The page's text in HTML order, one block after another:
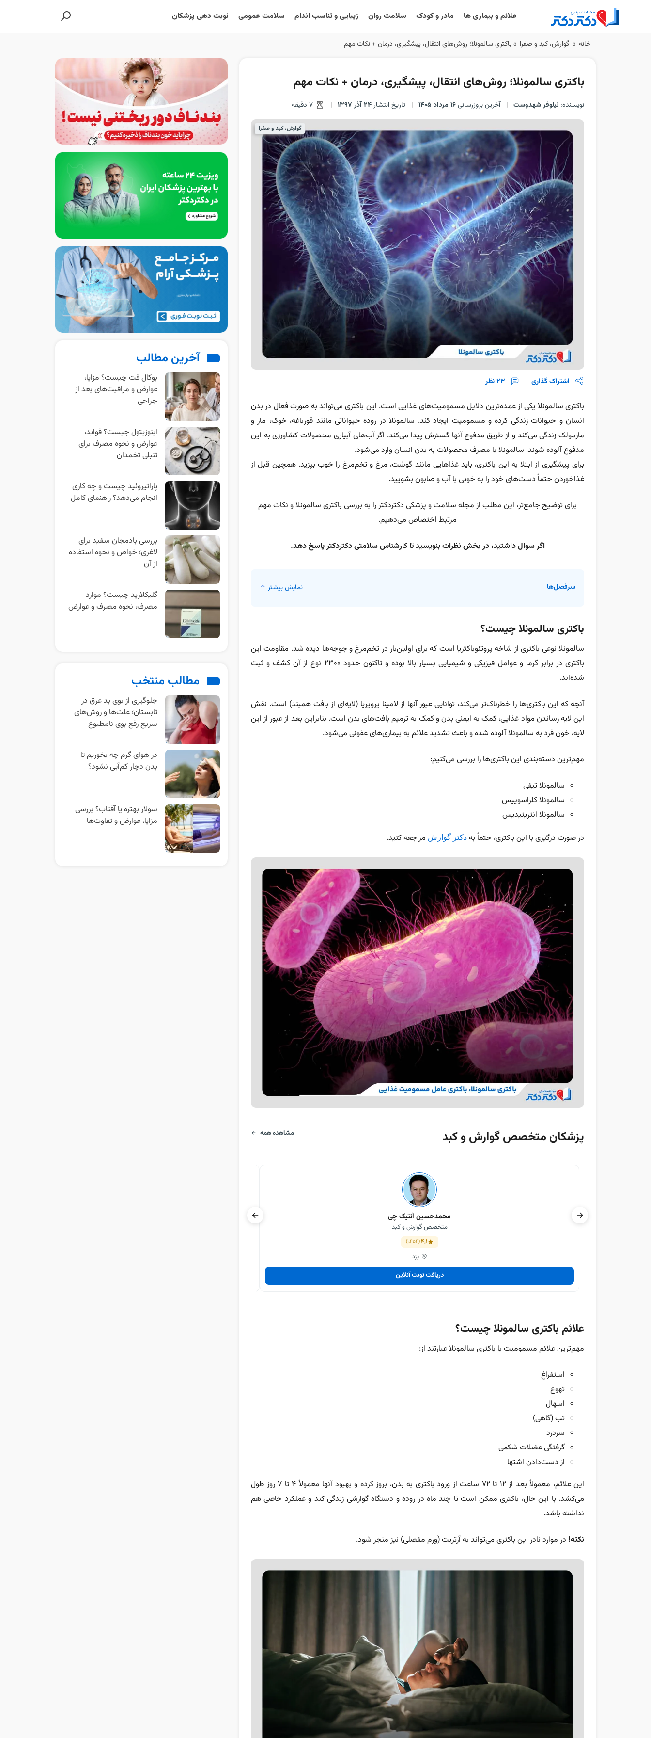
علائم و بیماری ها مادر و کودک سلامت روان زیبایی و تناسب اندام سلامت عمومی نوبت دهی پزشکان
خانه » گوارش، کبد و صفرا »باکتری سالمونلا؛ روش‌های انتقال، پیشگیری، درمان + نکات مهم
باکتری سالمونلا؛ روش‌های انتقال، پیشگیری، درمان + نکات مهم
نویسنده: نیلوفر شهدوست | آخرین بروزرسانی16 مرداد 1405 | تاریخ انتشار24 آذر 1397 |
گوارش، کبد و صفرا
اشتراک گذاری 23نظر
باکتری سالمونلا یکی از عمده‌ترین دلایل مسمومیت‌های غذایی است. این باکتری می‌تواند به صورت فعال در بدن
انسان و حیوانات زندگی کرده و مسمومیت ایجاد کند. سالمونلا در روده حیواناتی مانند قورباغه، خوک، مار و
مارمولک زندگی می‌کند و از طریق مدفوع آنها گسترش پیدا می‌کند. اگر آب‌های آبیاری محصولات کشاورزی به این
مدفوع آلوده شوند، سالمونلا با مصرف محصولات به بدن انسان وارد می‌شود.
برای پیشگیری از ابتلا به این باکتری، باید غذاهایی مانند گوشت، مرغ و تخم‌مرغ را خوب بپزید. همچین قبل از
غذاخوردن حتماً دست‌های خود را به خوبی با آب و صابون بشویید.
برای توضیح جامع‌تر، این مطلب از مجله سلامت و پزشکی دکتردکتر را به بررسی باکتری سالمونلا و نکات مهم
مرتبط اختصاص می‌دهیم.
اگر سوال داشتید، در بخش نظرات بنویسید تا کارشناس سلامتی دکتردکتر پاسخ دهد.
سرفصل‌ها نمایش بیشتر
باکتری سالمونلا چیست؟
سالمونلا نوعی باکتری از شاخه پروتئوباکتریا است که برای اولین‌بار در تخم‌مرغ و جوجه‌ها دیده شد. مقاومت این
باکتری در برابر گرما و عوامل فیزیکی و شیمیایی بسیار بالا بوده و تاکنون حدود ۲۳۰۰ نوع از آن کشف و ثبت
شده‌اند.
آنچه که این باکتری‌ها را خطرناک‌تر می‌کند، توانایی عبور آنها از لامینا پروپریا (لایه‌ای از بافت همبند) است. نقش
این لایه رساندن مواد غذایی، کمک به ایمنی بدن و کمک به ترمیم بافت‌های بدن است. بنابراین بعد از عبور از این
لایه، خون فرد به سالمونلا آلوده شده و باعث تشدید علائم به بیماری‌های عفونی می‌شود.
مهم‌ترین دسته‌بندی این باکتری‌ها را بررسی می‌کنیم:
سالمونلا تیفی
سالمونلا کلراسوییس
سالمونلا انتریتیدیس
در صورت درگیری با این باکتری، حتماً به دکتر گوارش مراجعه کنید.
پزشکان متخصص گوارش و کبد مشاهده همه
محمدحسین آنتیک چی
متخصص گوارش و کبد
4,1
(1,454)
یزد
دریافت نوبت آنلاین
علائم باکتری سالمونلا چیست؟
مهم‌ترین علائم مسمومیت با باکتری سالمونلا عبارتند از:
استفراغ
تهوع
اسهال
تب (گاهی)
سردرد
گرفتگی عضلات شکمی
از دست‌دادن اشتها
این علائم، معمولاً بعد از ۱۲ تا ۷۲ ساعت از ورود باکتری به بدن، بروز کرده و بهبود آنها معمولاً ۴ تا ۷ روز طول
می‌کشد. با این حال، باکتری ممکن است تا چند ماه در روده و دستگاه گوارشی زندگی کند و عملکرد خاصی هم
نداشته باشد.
نکته! در موارد نادر این باکتری می‌تواند به آرتریت (ورم مفصلی) نیز منجر شود.
آخرین مطالب
بوکال فت چیست؟ مزایا،
عوارض و مراقبت‌های بعد از
جراحی
اینوزیتول چیست؟ فواید،
عوارض و نحوه مصرف برای
تنبلی تخمدان
پاراتیروئید چیست و چه کاری
انجام می‌دهد؟ راهنمای کامل
بررسی بادمجان سفید برای
لاغری؛ خواص و نحوه استفاده
از آن
گلیکلازید چیست؟ موارد
مصرف، نحوه مصرف و عوارض
مطالب منتخب
جلوگیری از بوی بد عرق در
تابستان؛ علت‌ها و روش‌های
سریع رفع بوی نامطبوع
در هوای گرم چه بخوریم تا
بدن دچار کم‌آبی نشود؟
سولار بهتره یا آفتاب؟ بررسی
مزایا، عوارض و تفاوت‌ها